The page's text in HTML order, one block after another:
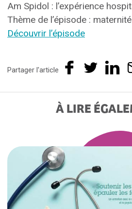
Am Spidol : l’expérience
Thème de l’épisode : maternité
Découvrir l’épisode
Partager l'article
À LIRE